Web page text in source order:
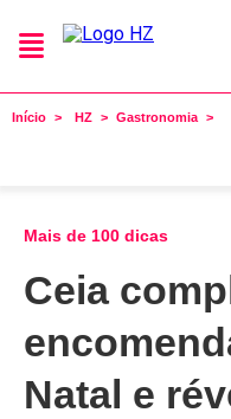
Início HZ Gastronomia
Mais de 100 dicas
Ceia
Natal e